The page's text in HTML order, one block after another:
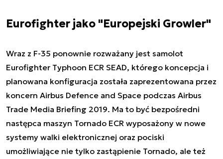
Eurofighter jako "Europejski Growler"
Wraz z F-35 ponownie rozważany jest samolot
Eurofighter Typhoon ECR SEAD, którego koncepcja i
planowana konfiguracja została zaprezentowana przez
koncern Airbus Defence and Space podczas Airbus
Trade Media Briefing 2019. Ma to być bezpośredni
następca maszyn Tornado ECR wyposażony w nowe
systemy walki elektronicznej oraz pociski
umożliwiające nie tylko zastąpienie Tornado, ale też